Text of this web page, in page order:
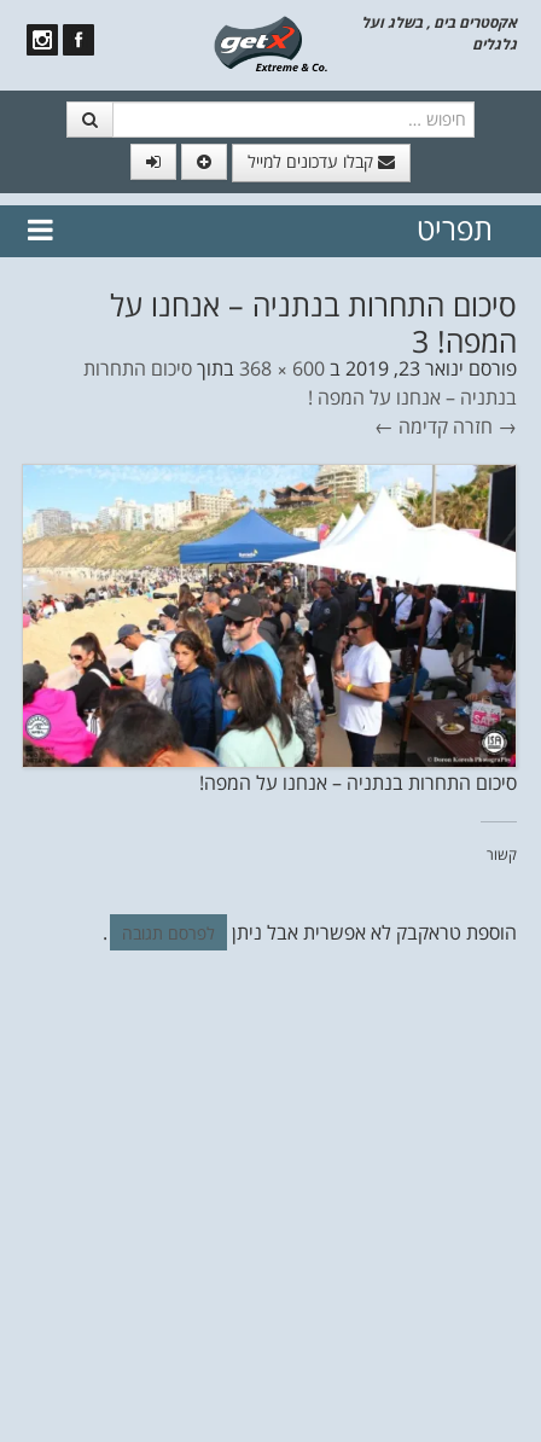
אקסטרים בים , בשלג ועל
גלגלים
קבלו עדכונים למייל
// הצטרף לרשימת תפוצה!
נשמח
תפריט
סיכום התחרות בנתניה – אנחנו על
המפה! 3
פורסם ינואר 23, 2019 ב600 × 368 בתוךסיכום התחרות
בנתניה – אנחנו על המפה !
→ חזרה קדימה ←
סיכום התחרות בנתניה – אנחנו על המפה!
קשור
הוספת טראקבק לא אפשרית אבל ניתן לפרסם תגובה .